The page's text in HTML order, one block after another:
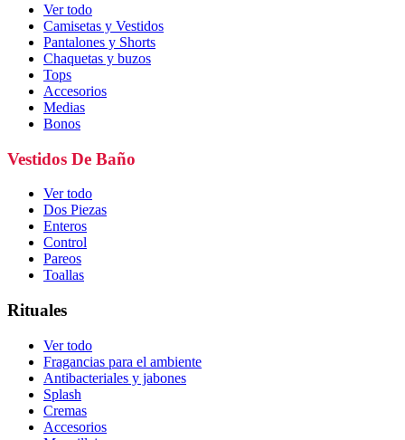
Ver todo
Camisetas y Vestidos
Pantalones y Shorts
Chaquetas y buzos
Tops
Accesorios
Medias
Bonos
Vestidos De Baño
Ver todo
Dos Piezas
Enteros
Control
Pareos
Toallas
Rituales
Ver todo
Fragancias para el ambiente
Antibacteriales y jabones
Splash
Cremas
Accesorios